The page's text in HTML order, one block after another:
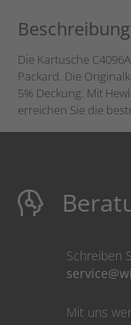
Die Kartusche
Packard. Die
5% Deckung. Mit
erreichen Sie die
Schreiben
Mit uns